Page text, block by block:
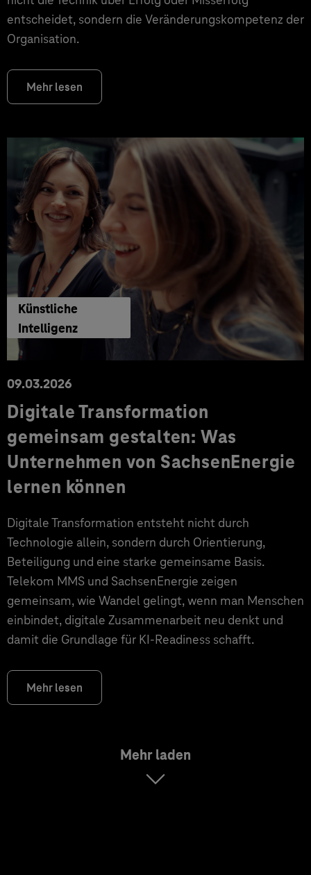
entscheidet, sondern die Veränderungskompetenz der
Organisation.
Mehr lesen
Künstliche
Intelligenz
09.03.2026
Digitale Transformation
gemeinsam gestalten: Was
Unternehmen von SachsenEnergie
lernen können
Digitale Transformation entsteht nicht durch
Technologie allein, sondern durch Orientierung,
Beteiligung und eine starke gemeinsame Basis.
Telekom MMS und SachsenEnergie zeigen
gemeinsam, wie Wandel gelingt, wenn man Menschen
einbindet, digitale Zusammenarbeit neu denkt und
damit die Grundlage für KI‑Readiness schafft.
Mehr lesen
Mehr laden